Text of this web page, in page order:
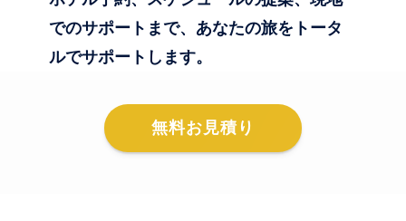
でのサポートまで、あなたの旅をトータ
ルでサポートします。
無料お見積り